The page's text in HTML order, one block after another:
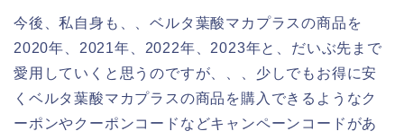
今後、私自身も、、ベルタ葉酸マカプラスの商品を
2020年、2021年、2022年、2023年と、だいぶ先まで
愛用していくと思うのですが、、、少しでもお得に安
くベルタ葉酸マカプラスの商品を購入できるようなク
ーポンやクーポンコードなどキャンペーンコードがあ